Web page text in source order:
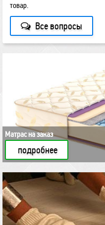
товар.
Все вопросы
Матрас на заказ
подробнее